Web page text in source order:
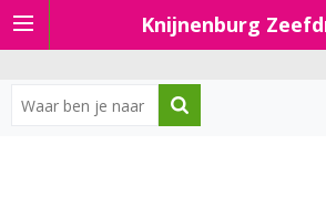
Knijnenburg